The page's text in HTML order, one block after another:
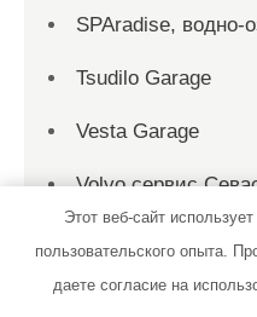
SPAradise, водно-
Tsudilo Garage
Vesta Garage
Volvo сервис
АбаканАвтоРемонт
Этот веб-сайт
пользовательского опыта.
даете согласие на